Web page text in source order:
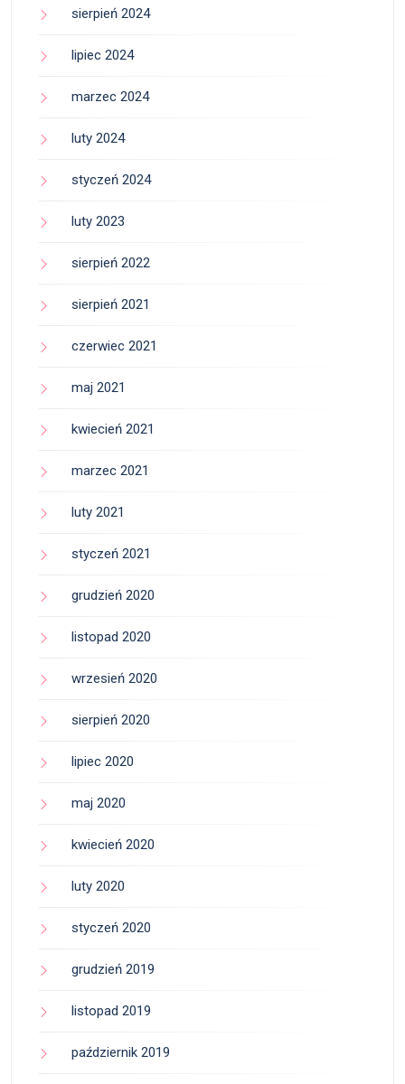
sierpień 2024
lipiec 2024
marzec 2024
luty 2024
styczeń 2024
luty 2023
sierpień 2022
sierpień 2021
czerwiec 2021
maj 2021
kwiecień 2021
marzec 2021
luty 2021
styczeń 2021
grudzień 2020
listopad 2020
wrzesień 2020
sierpień 2020
lipiec 2020
maj 2020
kwiecień 2020
luty 2020
styczeń 2020
grudzień 2019
listopad 2019
październik 2019